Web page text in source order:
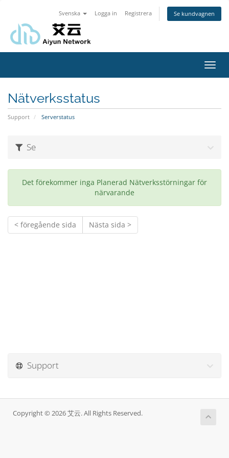
Svenska Logga in Registrera Se kundvagnen
Nätverksstatus
Support Serverstatus
Se
Det förekommer inga Planerad Nätverksstörningar för
närvarande
< föregående sida Nästa sida >
Support
Copyright © 2026 艾云. All Rights Reserved.